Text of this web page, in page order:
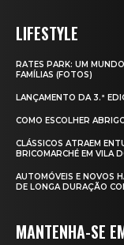
LIFESTYLE
RATES PARK: UM
FAMÍLIAS (FOTOS)
LANÇAMENTO DA 3.ª
COMO ESCOLHER
CLÁSSICOS ATRAEM
BRICOMARCHÉ EM VILA
AUTOMÓVEIS E NOVOS
DE LONGA DURAÇÃO
MANTENHA-SE